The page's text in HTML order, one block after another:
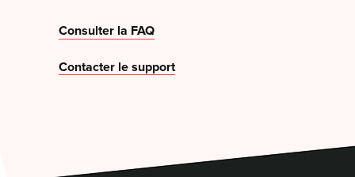
Consulter la FAQ
Contacter le support